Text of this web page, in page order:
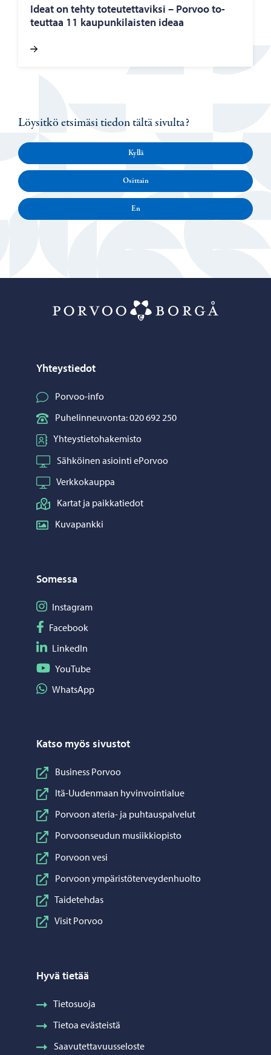
Ideat on tehty to­teu­tet­ta­vik­si – Por­voo to­
teut­taa 11 kau­pun­ki­lais­ten ideaa
Löysitkö etsimäsi tiedon tältä sivulta?
Kyllä
Osittain
En
Yhteystiedot
Porvoo-info
Puhelinneuvonta: 020 692 250
Yhteystietohakemisto
Sähköinen asiointi ePorvoo
Verkkokauppa
Kartat ja paikkatiedot
Kuvapankki
Somessa
Seuraa Instagram
Instagram
Seuraa Facebook
Facebook
Seuraa LinkedIn
LinkedIn
Seuraa YouTube
YouTube
Jaa WhatsApp
WhatsApp
Katso myös sivustot
Business Porvoo
Itä-Uudenmaan hyvinvointialue
Porvoon ateria- ja puhtauspalvelut
Porvoonseudun musiikkiopisto
Porvoon vesi
Porvoon ympäristöterveydenhuolto
Taidetehdas
Visit Porvoo
Hyvä tietää
Tietosuoja
Tietoa evästeistä
Saavutettavuusseloste